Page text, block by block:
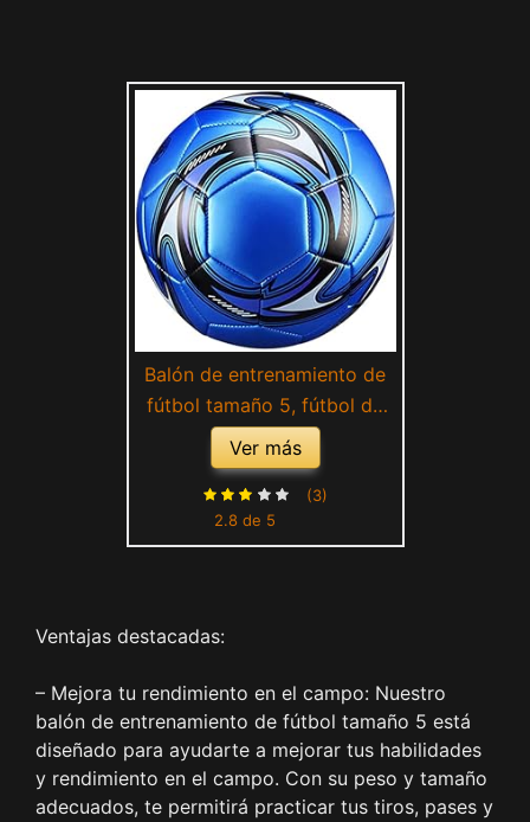
Balón de entrenamiento de
fútbol tamaño 5, fútbol de
entrenamiento oficial, pelota
de partido profesional,
pelota de fútbol para
adultos y niños pequeños
Ver más
2.8 de 5
(3)
Ventajas destacadas:
– Mejora tu rendimiento en el campo: Nuestro
balón de entrenamiento de fútbol tamaño 5 está
diseñado para ayudarte a mejorar tus habilidades
y rendimiento en el campo. Con su peso y tamaño
adecuados, te permitirá practicar tus tiros, pases y